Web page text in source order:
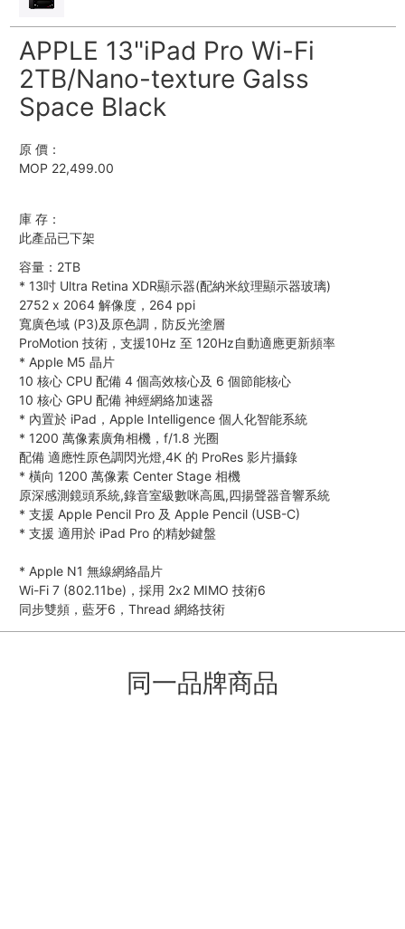
APPLE 13"iPad Pro Wi-Fi
2TB/Nano-texture Galss
Space Black
原 價：
MOP 22,499.00
庫 存：
此產品已下架
容量：2TB
* 13吋 Ultra Retina XDR顯示器(配納米紋理顯示器玻璃)
2752 x 2064 解像度，264 ppi
寬廣色域 (P3)及原色調，防反光塗層
ProMotion 技術，支援10Hz 至 120Hz自動適應更新頻率
* Apple M5 晶片
10 核心 CPU 配備 4 個高效核心及 6 個節能核心
10 核心 GPU 配備 神經網絡加速器
* 內置於 iPad，Apple Intelligence 個人化智能系統
* 1200 萬像素廣角相機，f/1.8 光圈
配備 適應性原色調閃光燈,4K 的 ProRes 影片攝錄
* 橫向 1200 萬像素 Center Stage 相機
原深感測鏡頭系統,錄音室級數咪高風,四揚聲器音響系統
* 支援 Apple Pencil Pro 及 Apple Pencil (USB-C)
* 支援 適用於 iPad Pro 的精妙鍵盤
* Apple N1 無線網絡晶片
Wi-Fi 7 (802.11be)，採用 2x2 MIMO 技術6
同步雙頻，藍牙6，Thread 網絡技術
同一品牌商品